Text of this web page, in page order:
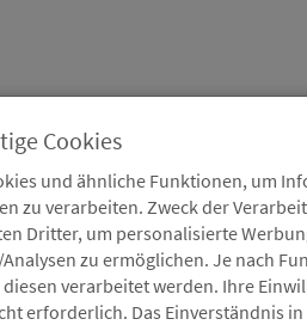
Karriere Service Aktuelles
Cookies
und ähnliche Funktionen, um
zu verarbeiten. Zweck der
Dritter, um personalisierte
zu ermöglichen. Je nach
verarbeitet werden. Ihre
erforderlich. Das Einverständnis